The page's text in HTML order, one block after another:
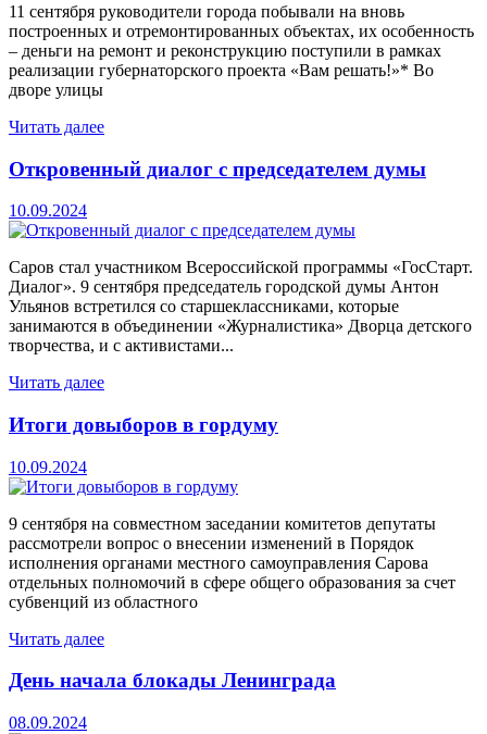
11 сентября руководители города побывали на вновь
построенных и отремонтированных объектах, их особенность
– деньги на ремонт и реконструкцию поступили в рамках
реализации губернаторского проекта «Вам решать!»* Во
дворе улицы
Читать далее
Откровенный диалог с председателем думы
10.09.2024
Саров стал участником Всероссийской программы «ГосСтарт.
Диалог». 9 сентября председатель городской думы Антон
Ульянов встретился со старшеклассниками, которые
занимаются в объединении «Журналистика» Дворца детского
творчества, и с активистами...
Читать далее
Итоги довыборов в гордуму
10.09.2024
9 сентября на совместном заседании комитетов депутаты
рассмотрели вопрос о внесении изменений в Порядок
исполнения органами местного самоуправления Сарова
отдельных полномочий в сфере общего образования за счет
субвенций из областного
Читать далее
День начала блокады Ленинграда
08.09.2024